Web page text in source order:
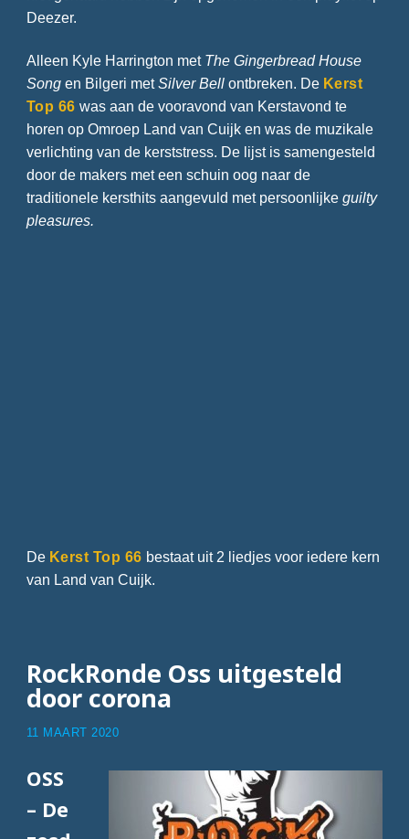
Deezer.
Alleen Kyle Harrington met The Gingerbread House
Song en Bilgeri metSilver Bellontbreken. De Kerst
Top 66 was aan de vooravond van Kerstavond te
horen op Omroep Land van Cuijk en was de muzikale
verlichting van de kerststress. De lijst is samengesteld
door de makers met een schuin oog naar de
traditionele kersthits aangevuld met persoonlijke guilty
pleasures.
De Kerst Top 66 bestaat uit 2 liedjes voor iedere kern
van Land van Cuijk.
RockRonde Oss uitgesteld
door corona
11 MAART 2020
OSS
– De